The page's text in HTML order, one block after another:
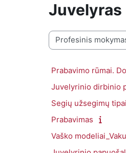
Juvelyras
Kursų kategorijos
Prabavimo rūmai.
Juvelyrinio dirbinio
Segių užsegimų tipai
Prabavimas
Vaško